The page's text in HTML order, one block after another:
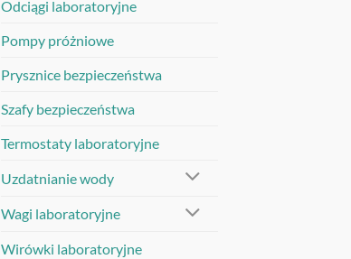
Odciągi laboratoryjne
Pompy próżniowe
Prysznice bezpieczeństwa
Szafy bezpieczeństwa
Termostaty laboratoryjne
Uzdatnianie wody
Wagi laboratoryjne
Wirówki laboratoryjne